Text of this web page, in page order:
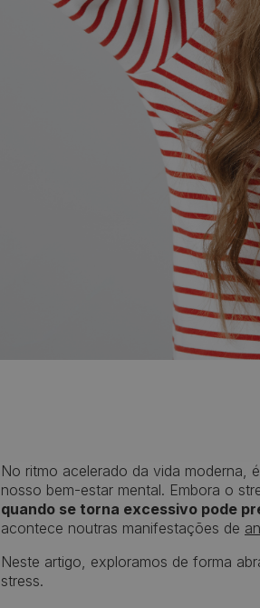
No ritmo acelerado da vida moderna,
nosso bem-estar mental. Embora o
quando se torna excessivo pode
acontece noutras manifestações de
Neste artigo, exploramos de forma
stress.